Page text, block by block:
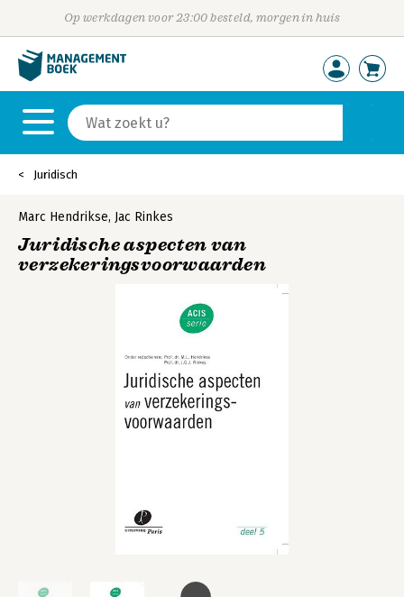
Op werkdagen voor 23:00 besteld, morgen in huis
Juridisch
Marc Hendrikse, Jac Rinkes
Juridische aspecten van
verzekeringsvoorwaarden